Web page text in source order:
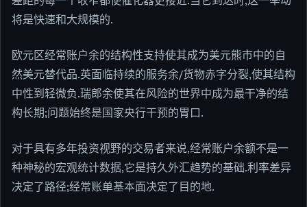
将是快速和大规模的.
欧元区经常账户余的结构性支持使其成为美元熊市中的自
然美元替代品.英面临持续的服务余/货物赤字分裂,使其结构
中性到轻微负.瑞郎余使其在风险的世界中成为最干净的结
构长期;问题始终是国家央行干预的胃口.
对于具有多年投资视野的交易者来说,经常账户余额不是一
种神秘的宏观统计数据,它是持久外汇趋势的基础.利率差异
决定了路径;经常账单基本面决定了目的地.